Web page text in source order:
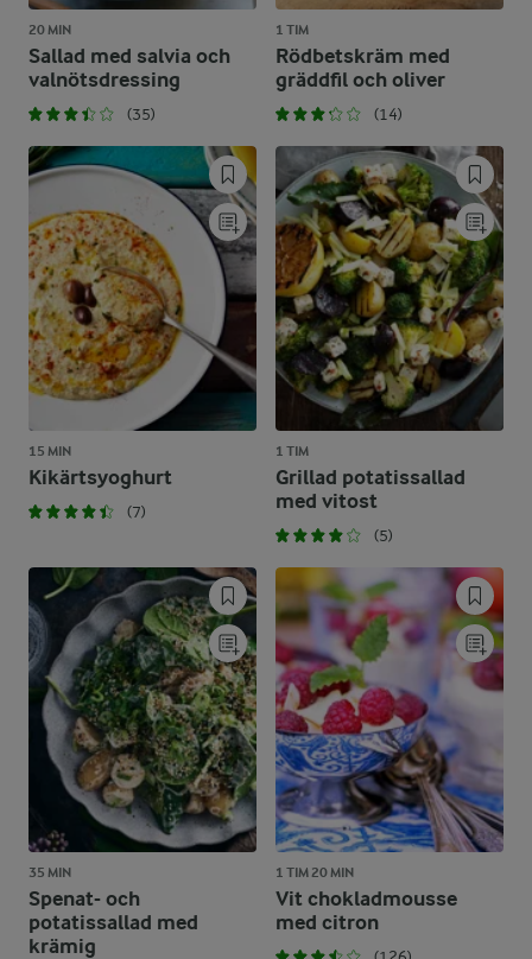
20 MIN
Sallad med salvia och
valnötsdressing
(35)
1 TIM
Rödbetskräm med
gräddfil och oliver
(14)
15 MIN
Kikärtsyoghurt
(7)
1 TIM
Grillad potatissallad
med vitost
(5)
35 MIN
Spenat- och
potatissallad med
krämig
1 TIM 20 MIN
Vit chokladmousse
med citron